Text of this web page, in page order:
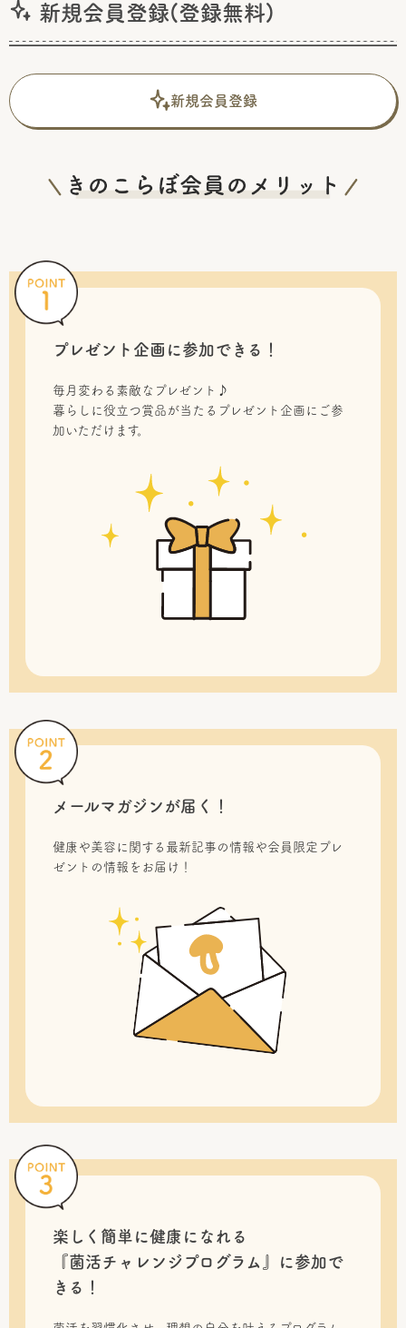
新規会員登録(登録無料)
新規会員登録
プレゼント企画に参加できる！
毎月変わる素敵なプレゼント♪
暮らしに役立つ賞品が当たるプレゼント企画にご参
加いただけます。
メールマガジンが届く！
健康や美容に関する最新記事の情報や会員限定プレ
ゼントの情報をお届け！
楽しく簡単に健康になれる
『菌活チャレンジプログラム』に 参加で
きる！